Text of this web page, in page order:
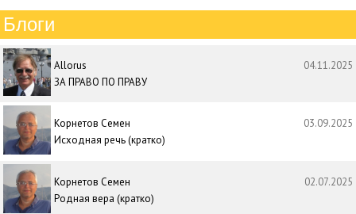
Блоги
Allorus
04.11.2025
ЗА ПРАВО ПО ПРАВУ
Корнетов Семен
03.09.2025
Исходная речь (кратко)
Корнетов Семен
02.07.2025
Родная вера (кратко)